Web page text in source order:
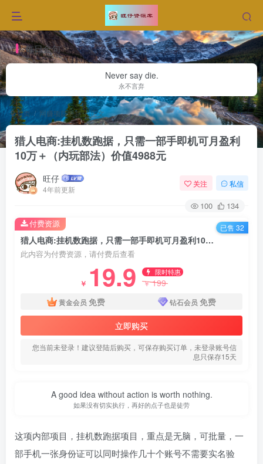
每日金句
Never say die.
永不言弃
首页 网赚项目更新 正文
猎人电商:挂机数跑据，只需一部手即机可月盈利
10万＋（内玩部法）价值4988元
旺仔
4年前更新
关注 私信
100 134
猎人电商:挂机数跑据，只需一部手即机可月盈利10万＋（内玩部法）价值4988元
此内容为付费资源，请付费后查看
￥ 19.9 限时特惠
￥199
黄金会员 免费 钻石会员 免费
立即购买
您当前未登录！建议登陆后购买，可保存购买订单，未登录账号信
息只保存15天
付费资源 已售 32
A good idea without action is worth nothing.
如果没有切实执行，再好的点子也是徒劳
这项内部项目，挂机数跑据项目，重点是无脑，可批量，一
部手机一张身份证可以同时操作几十个账号不需要实名验